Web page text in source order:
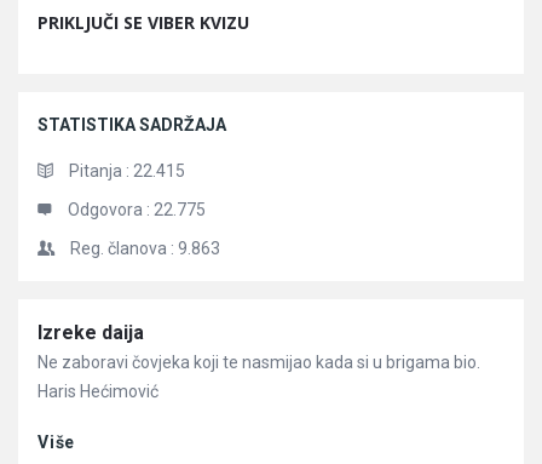
PRIKLJUČI SE VIBER KVIZU
STATISTIKA SADRŽAJA
Pitanja : 22.415
Odgovora : 22.775
Reg. članova : 9.863
Članci
Izreke daija
Ne zaboravi čovjeka koji te nasmijao kada si u brigama bio.
Haris Hećimović
Više